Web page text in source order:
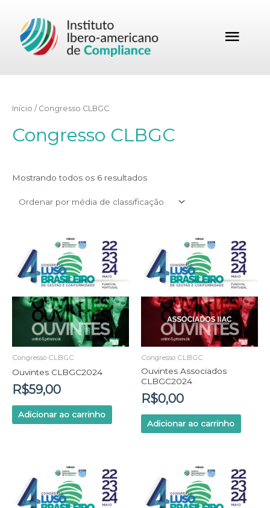
Início / Congresso CLBGC
Congresso CLBGC
Mostrando todos os 6 resultados
Congresso CLBGC
Ouvintes CLBGC2024
R$59,00
Adicionar ao carrinho
Congresso CLBGC
Ouvintes Associados
CLBGC2024
R$0,00
Adicionar ao carrinho